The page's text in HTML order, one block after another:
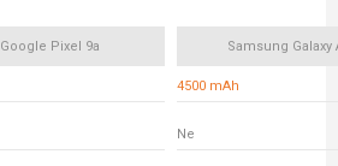
Google Pixel 9a Samsung Galaxy
4500 mAh
Ne